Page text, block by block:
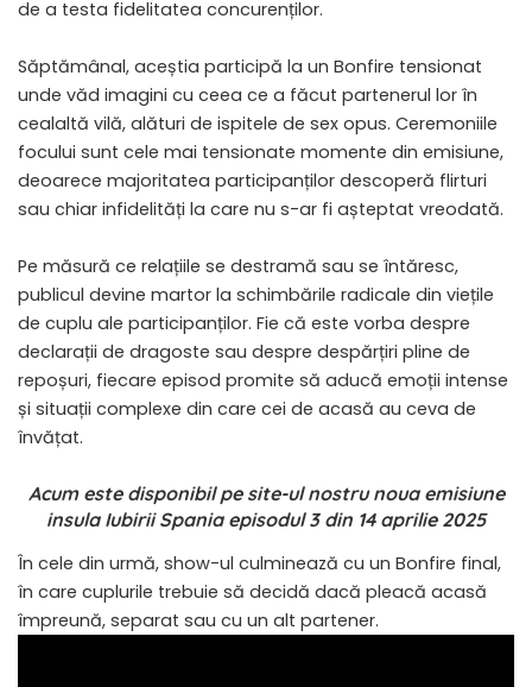
de a testa fidelitatea concurenților.
Săptămânal, aceștia participă la un Bonfire tensionat
unde văd imagini cu ceea ce a făcut partenerul lor în
cealaltă vilă, alături de ispitele de sex opus. Ceremoniile
focului sunt cele mai tensionate momente din emisiune,
deoarece majoritatea participanților descoperă flirturi
sau chiar infidelități la care nu s-ar fi așteptat vreodată.
Pe măsură ce relațiile se destramă sau se întăresc,
publicul devine martor la schimbările radicale din viețile
de cuplu ale participanților. Fie că este vorba despre
declarații de dragoste sau despre despărțiri pline de
repoșuri, fiecare episod promite să aducă emoții intense
și situații complexe din care cei de acasă au ceva de
învățat.
Acum este disponibil pe site-ul nostru noua emisiune
insula Iubirii Spania episodul 3 din 14 aprilie 2025
În cele din urmă, show-ul culminează cu un Bonfire final,
în care cuplurile trebuie să decidă dacă pleacă acasă
împreună, separat sau cu un alt partener.